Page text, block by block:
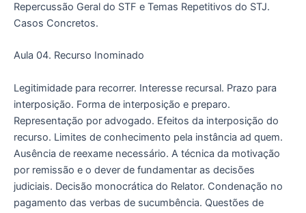
Repercussão Geral do STF e Temas Repetitivos do STJ.
Casos Concretos.
Aula 04. Recurso Inominado
Legitimidade para recorrer. Interesse recursal. Prazo para
interposição. Forma de interposição e preparo.
Representação por advogado. Efeitos da interposição do
recurso. Limites de conhecimento pela instância ad quem.
Ausência de reexame necessário. A técnica da motivação
por remissão e o dever de fundamentar as decisões
judiciais. Decisão monocrática do Relator. Condenação no
pagamento das verbas de sucumbência. Questões de